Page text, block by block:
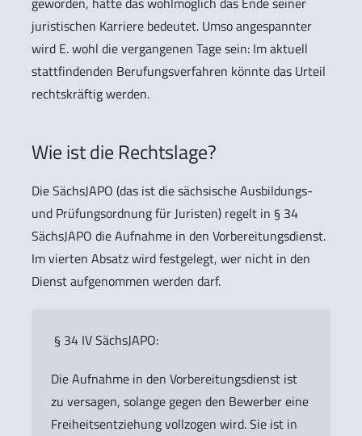
juristischen Karriere bedeutet. Umso angespannter
wird E. wohl die vergangenen Tage sein: Im aktuell
stattfindenden Berufungsverfahren könnte das Urteil
rechtskräftig werden.
Wie ist die Rechtslage?
Die SächsJAPO (das ist die sächsische Ausbildungs-
und Prüfungsordnung für Juristen) regelt in § 34
SächsJAPO die Aufnahme in den Vorbereitungsdienst.
Im vierten Absatz wird festgelegt, wer nicht in den
Dienst aufgenommen werden darf.
§ 34 IV SächsJAPO:
Die Aufnahme in den Vorbereitungsdienst ist
zu versagen, solange gegen den Bewerber eine
Freiheitsentziehung vollzogen wird. Sie ist in